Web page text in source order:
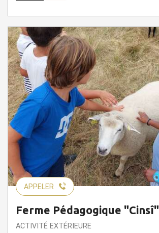
APPELER
Ferme Pédagogique "Cinsî"
ACTIVITÉ EXTÉRIEURE